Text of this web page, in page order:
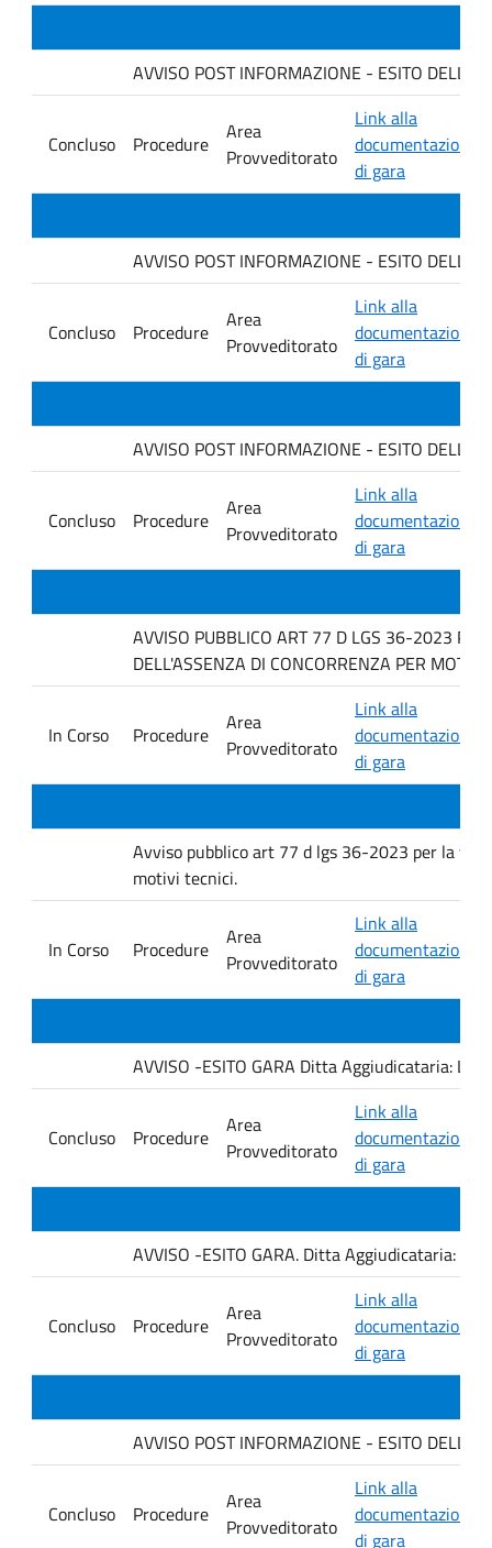
AVVISO POST INFORMAZIONE - ESITO
Concluso Procedure
Area
Provveditorato
Link alla
documentazione
di gara
AVVISO POST INFORMAZIONE - ESITO
Concluso Procedure
Area
Provveditorato
Link alla
documentazione
di gara
AVVISO POST INFORMAZIONE - ESITO
Concluso Procedure
Area
Provveditorato
Link alla
documentazione
di gara
AVVISO PUBBLICO ART 77 D LGS 36-2023 PER
DELL'ASSENZA DI CONCORRENZA PER MOTIVI
In Corso Procedure
Area
Provveditorato
Link alla
documentazione
di gara
Avviso pubblico art 77 d lgs 36-2023 per la
motivi tecnici.
In Corso Procedure
Area
Provveditorato
Link alla
documentazione
di gara
AVVISO -ESITO GARA Ditta Aggiudicataria:
Concluso Procedure
Area
Provveditorato
Link alla
documentazione
di gara
AVVISO -ESITO GARA. Ditta Aggiudicataria:
Concluso Procedure
Area
Provveditorato
Link alla
documentazione
di gara
AVVISO POST INFORMAZIONE - ESITO DELLA
Concluso Procedure
Area
Provveditorato
Link alla
documentazione
di gara